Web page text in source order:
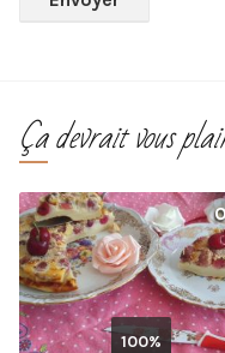
Ça devrait vous
100%